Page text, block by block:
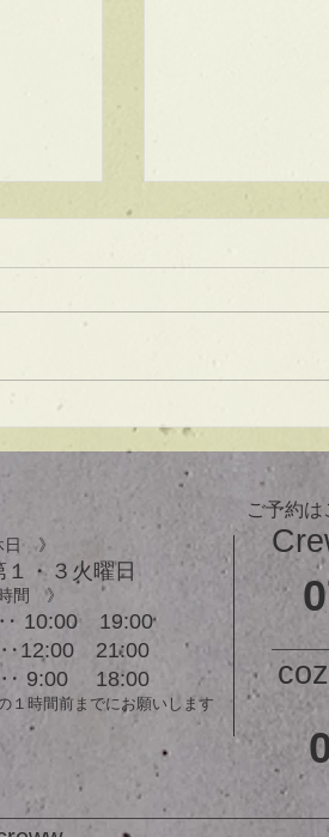
★ラインボブ【
で貴方だけのま
較的ご予約に空
メニューが決ま
クーポンをご活
ご予約は
日 》
・３火曜日
間 》
10:00 19:00
21:00
9:00 18:00
１時間前までにお願いします